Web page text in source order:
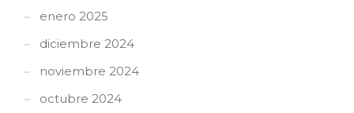
enero 2025
diciembre 2024
noviembre 2024
octubre 2024